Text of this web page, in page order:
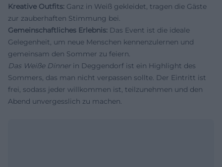
Kreative Outfits: Ganz in Weiß gekleidet, tragen die Gäste
zur zauberhaften Stimmung bei.
Gemeinschaftliches Erlebnis: Das Event ist die ideale
Gelegenheit, um neue Menschen kennenzulernen und
gemeinsam den Sommer zu feiern.
Das Weiße Dinner in Deggendorf ist ein Highlight des
Sommers, das man nicht verpassen sollte. Der Eintritt ist
frei, sodass jeder willkommen ist, teilzunehmen und den
Abend unvergesslich zu machen.